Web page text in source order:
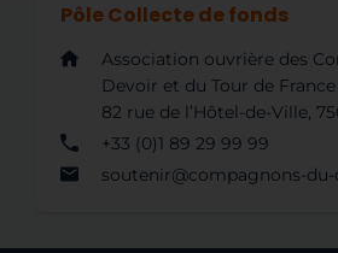
Pôle Collecte de fonds
Association ouvrière des
Devoir et du Tour de France
82 rue de l’Hôtel-de-Ville,
+33 (0)1 89 29 99 99
soutenir@compagnons-